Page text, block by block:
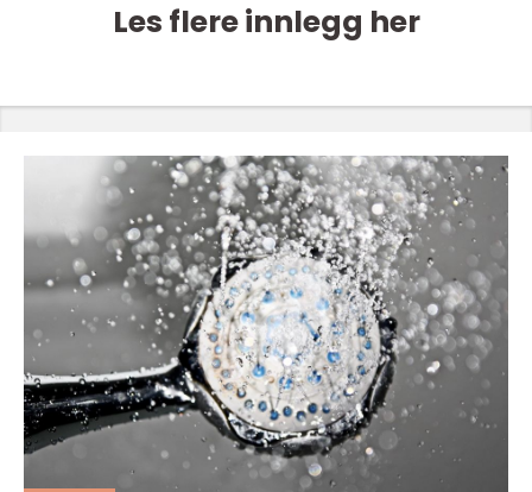
Les flere innlegg her